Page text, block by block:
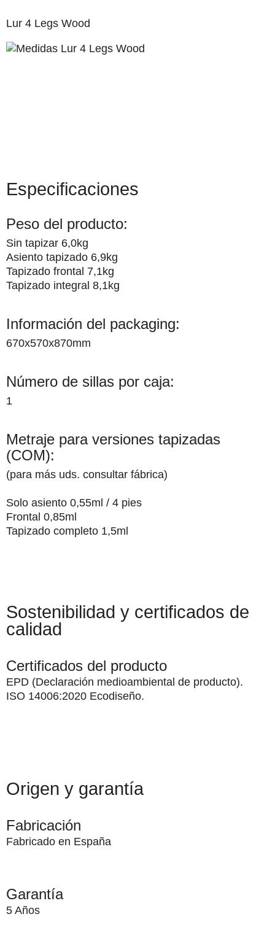
Lur 4 Legs Wood
Especificaciones
Peso del producto:
Sin tapizar 6,0kg
Asiento tapizado 6,9kg
Tapizado frontal 7,1kg
Tapizado integral 8,1kg
Información del packaging:
670x570x870mm
Número de sillas por caja:
1
Metraje para versiones tapizadas
(COM):
(para más uds. consultar fábrica)
Solo asiento 0,55ml / 4 pies
Frontal 0,85ml
Tapizado completo 1,5ml
Sostenibilidad y certificados de
calidad
Certificados del producto
EPD (Declaración medioambiental de producto).
ISO 14006:2020 Ecodiseño.
Origen y garantía
Fabricación
Fabricado en España
Garantía
5 Años